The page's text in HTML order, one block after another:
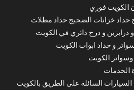
الكويت فوري
حداد خزانات الضجيج حداد مظلات
درابزين و درج دائري في الكويت
و حداد ابواب الكويت
الكويت
الخدمات
السائلة على الطريق بالكويت